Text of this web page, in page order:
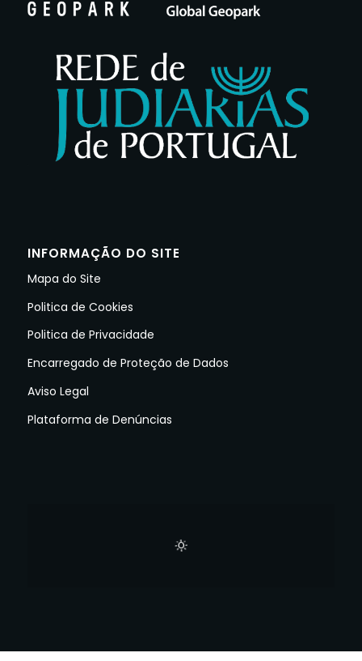
INFORMAÇÃO DO SITE
Mapa do Site
Politica de Cookies
Politica de Privacidade
Encarregado de Proteção de Dados
Aviso Legal
Plataforma de Denúncias